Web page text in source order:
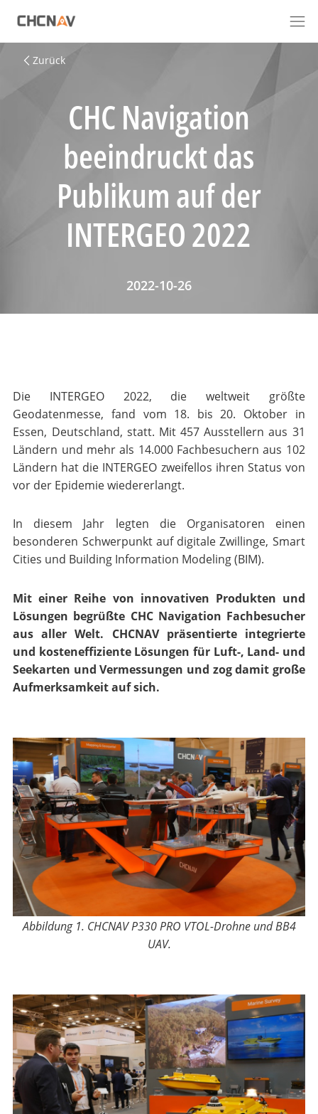
Zurück
CHC Navigation
beeindruckt das
Publikum auf der
INTERGEO 2022
2022-10-26
Die INTERGEO 2022, die weltweit größte
Geodatenmesse, fand vom 18. bis 20. Oktober in
Essen, Deutschland, statt. Mit 457 Ausstellern aus 31
Ländern und mehr als 14.000 Fachbesuchern aus 102
Ländern hat die INTERGEO zweifellos ihren Status von
vor der Epidemie wiedererlangt.
In diesem Jahr legten die Organisatoren einen
besonderen Schwerpunkt auf digitale Zwillinge, Smart
Cities und Building Information Modeling (BIM).
Mit einer Reihe von innovativen Produkten und
Lösungen begrüßte CHC Navigation Fachbesucher
aus aller Welt. CHCNAV präsentierte integrierte
und kosteneffiziente Lösungen für Luft-, Land- und
Seekarten und Vermessungen und zog damit große
Aufmerksamkeit auf sich.
Abbildung 1. CHCNAVP330 PRO VTOL-Drohne und BB4
UAV.